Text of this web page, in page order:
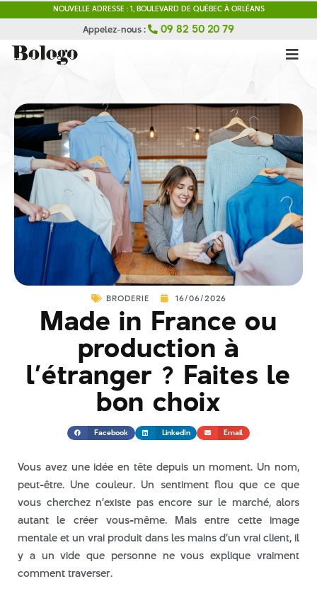
Kit Salon Orléans : Comment
concevoir un kit salon réussi
?
Broderie logo sur uniforme :
comment choisir les bonnes
couleurs ?
tenue pâtisserie : quelle
technique choisir ?
Marquage textile
événementiel : 5 idées
d’uniformes qui marquent
les esprits
Orléans : Le bon choix selon
votre métier
NOUVELLE ADRESSE : 1, BOULEVARD DE QUÉBEC À ORLÉANS
Appelez-nous : 06 84 80 67 86
BRODERIE 16/06/2026
Made in France ou
production à
l’étranger ? Faites le
bon choix
Facebook LinkedIn Email
Vous avez une idée en tête depuis un moment. Un nom,
peut-être. Une couleur. Un sentiment flou que ce que
vous cherchez n’existe pas encore sur le marché, alors
autant le créer vous-même. Mais entre cette image
mentale et un vrai produit dans les mains d’un vrai client, il
y a un vide que personne ne vous explique vraiment
comment traverser.